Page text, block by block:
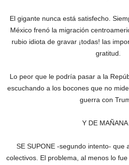
El gigante nunca está satisfecho.
México frenó la migración
rubio idiota de gravar ¡todas! las
gratitud.
Lo peor que le podría pasar a la
escuchando a los bocones que no
guerra con
Y DE
SE SUPONE -segundo intento- que
colectivos. El problema, al menos lo